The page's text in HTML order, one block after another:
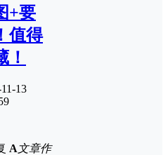
+要
值得
！
13
A文章作